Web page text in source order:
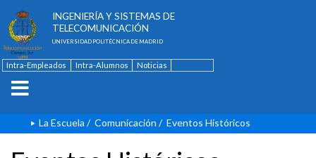
INGENIERÍA Y SISTEMAS DE
TELECOMUNICACIÓN
UNIVERSIDAD POLITÉCNICA DE MADRID
Intra-Empleados Intra-Alumnos
Noticias
La Escuela / Comunicación / Eventos Históricos